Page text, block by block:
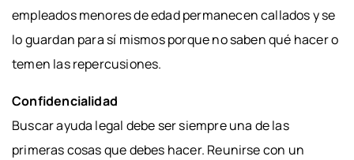
empleados menores de edad permanecen callados y se
lo guardan para sí mismos porque no saben qué hacer o
temen las repercusiones.
Confidencialidad
Buscar ayuda legal debe ser siempre una de las
primeras cosas que debes hacer. Reunirse con un